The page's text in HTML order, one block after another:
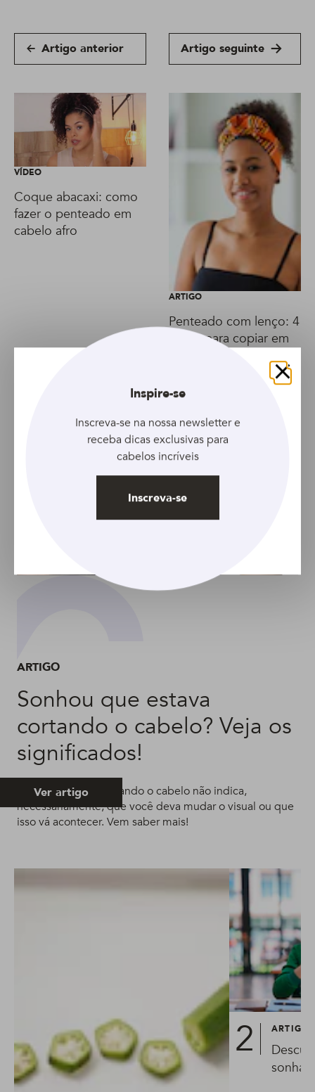
Artigo anterior Artigo seguinte
VÍDEO
Coque abacaxi: como
fazer o penteado em
cabelo afro
ARTIGO
Penteado com lenço: 4
ideias para copiar em
ARTIGO
Sonhou que estava
cortando o cabelo? Veja os
significados!
Sonhar que está cortando o cabelo não indica,
necessariamente, que você deva mudar o visual ou que
isso vá acontecer. Vem saber mais!
Ver artigo
ARTIGO
Fechar
Inspire-se
Inscreva-se na nossa newsletter e
receba dicas exclusivas para
cabelos incríveis
Inscreva-se